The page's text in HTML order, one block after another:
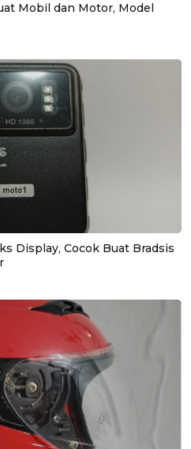
Mobil dan Motor, Model
Display, Cocok Buat Bradsis